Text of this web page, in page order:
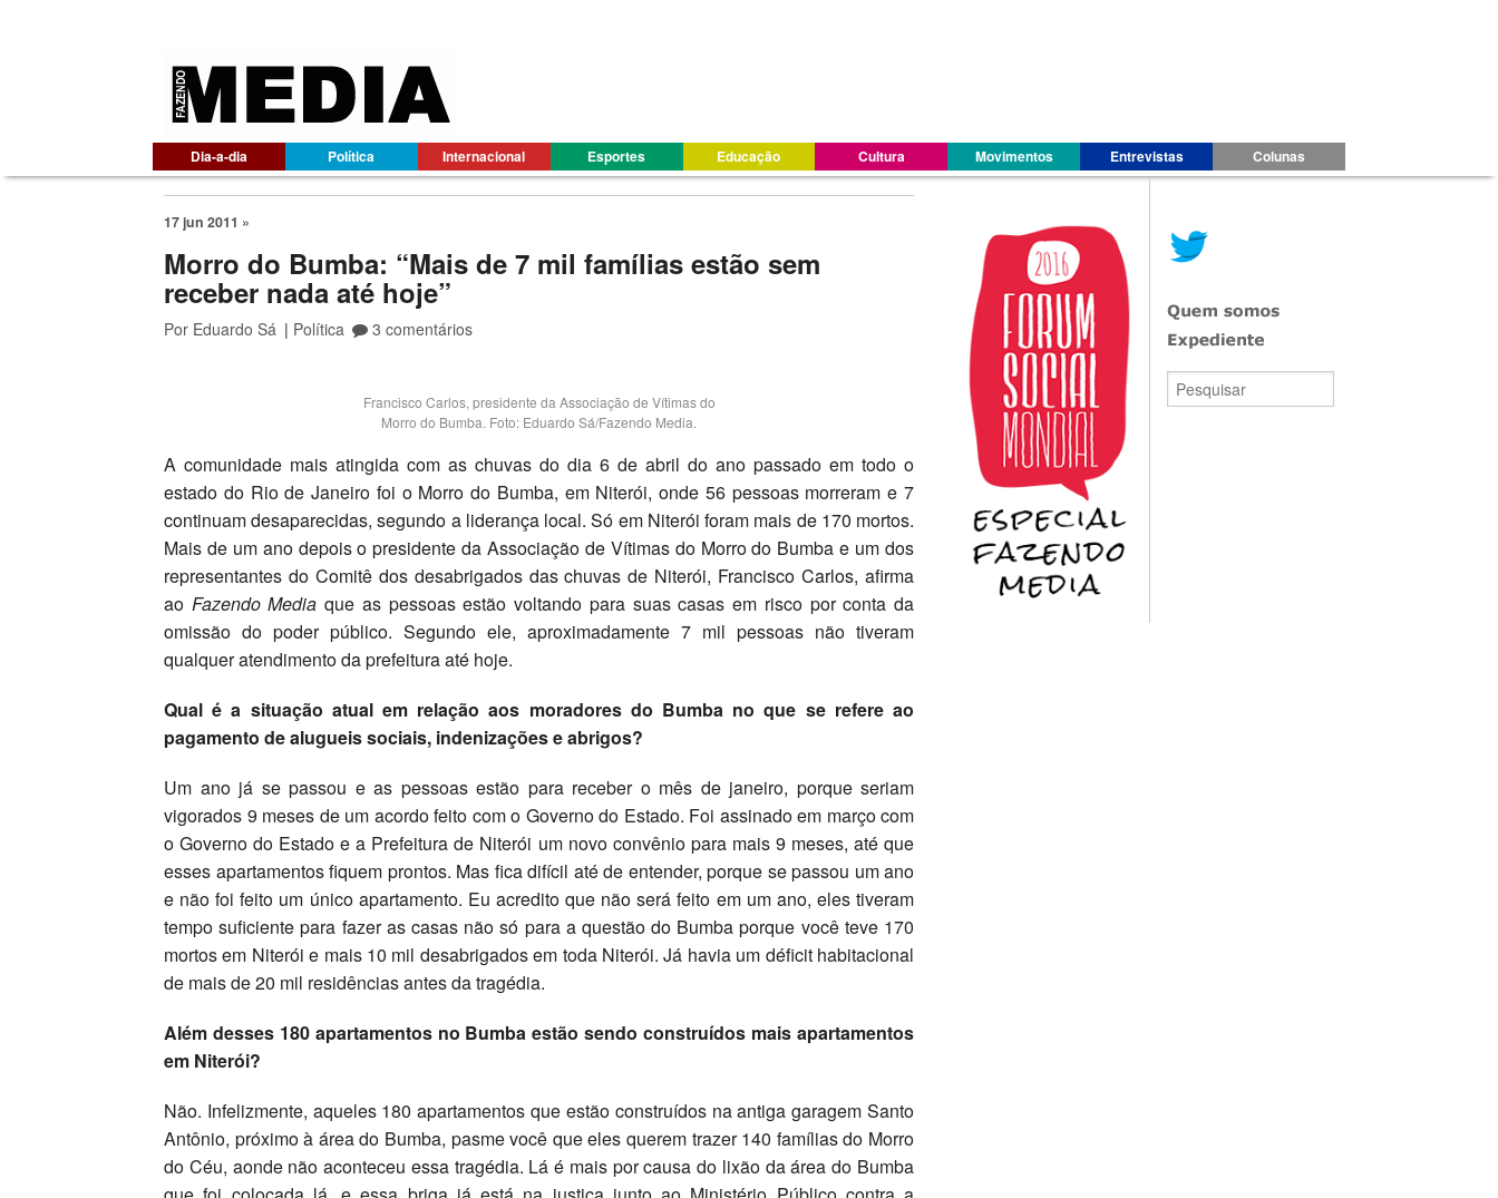
Dia-a-dia Política Internacional Esportes Educação Cultura Movimentos Entrevistas Colunas
17 jun 2011 »
Morro do Bumba: “Mais de 7 mil famílias estão sem
receber nada até hoje”
Por Eduardo Sá | Política 3 comentários
Francisco Carlos, presidente da Associação de Vítimas do
Morro do Bumba. Foto: Eduardo Sá/Fazendo Media.
A comunidade mais atingida com as chuvas do dia 6 de abril do ano passado em todo o
estado do Rio de Janeiro foi o Morro do Bumba, em Niterói, onde 56 pessoas morreram e 7
continuam desaparecidas, segundo a liderança local. Só em Niterói foram mais de 170 mortos.
Mais de um ano depois o presidente da Associação de Vítimas do Morro do Bumba e um dos
representantes do Comitê dos desabrigados das chuvas de Niterói, Francisco Carlos, afirma
ao Fazendo Media que as pessoas estão voltando para suas casas em risco por conta da
omissão do poder público. Segundo ele, aproximadamente 7 mil pessoas não tiveram
qualquer atendimento da prefeitura até hoje.
Qual é a situação atual em relação aos moradores do Bumba no que se refere ao
pagamento de alugueis sociais, indenizações e abrigos?
Um ano já se passou e as pessoas estão para receber o mês de janeiro, porque seriam
vigorados 9 meses de um acordo feito com o Governo do Estado. Foi assinado em março com
o Governo do Estado e a Prefeitura de Niterói um novo convênio para mais 9 meses, até que
esses apartamentos fiquem prontos. Mas fica difícil até de entender, porque se passou um ano
e não foi feito um único apartamento. Eu acredito que não será feito em um ano, eles tiveram
tempo suficiente para fazer as casas não só para a questão do Bumba porque você teve 170
mortos em Niterói e mais 10 mil desabrigados em toda Niterói. Já havia um déficit habitacional
de mais de 20 mil residências antes da tragédia.
Além desses 180 apartamentos no Bumba estão sendo construídos mais apartamentos
em Niterói?
Não. Infelizmente, aqueles 180 apartamentos que estão construídos na antiga garagem Santo
Antônio, próximo à área do Bumba, pasme você que eles querem trazer 140 famílias do Morro
do Céu, aonde não aconteceu essa tragédia. Lá é mais por causa do lixão da área do Bumba